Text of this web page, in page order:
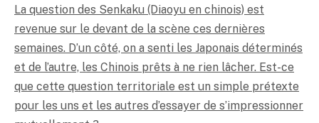
La question des Senkaku (Diaoyu en chinois) est
revenue sur le devant de la scène ces dernières
semaines. D’un côté, on a senti les Japonais déterminés
et de l’autre, les Chinois prêts à ne rien lâcher. Est-ce
que cette question territoriale est un simple prétexte
pour les uns et les autres d’essayer de s’impressionner